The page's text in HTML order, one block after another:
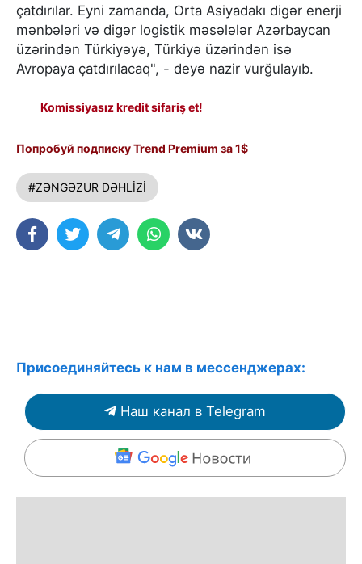
çatdırılar. Eyni zamanda, Orta Asiyadakı digər enerji
mənbələri və digər logistik məsələlər Azərbaycan
üzərindən Türkiyəyə, Türkiyə üzərindən isə
Avropaya çatdırılacaq", - deyə nazir vurğulayıb.
Komissiyasız kredit sifariş et!
Попробуй подписку Trend Premium за 1$
#ZƏNGƏZUR DƏHLİZİ
Присоединяйтесь к нам в мессенджерах:
Наш канал в Telegram